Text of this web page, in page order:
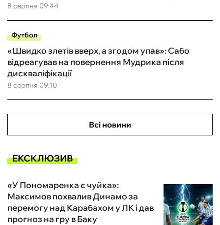
8 серпня 09:44
Футбол
8 серпня 09:10
«Швидко злетів вверх, а згодом упав»: Сабо
відреагував на повернення Мудрика після
дискваліфікації
Всі новини
ЕКСКЛЮЗИВ
«У Пономаренка є чуйка»:
Максимов похвалив Динамо за
перемогу над Карабахом у ЛК і дав
прогноз на гру в Баку